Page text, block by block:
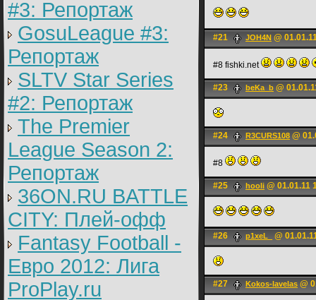
#3: Репортаж
GosuLeague #3:
Репортаж
SLTV Star Series
#2: Репортаж
The Premier
League Season 2:
Репортаж
36ON.RU BATTLE
CITY: Плей-офф
Fantasy Football -
Евро 2012: Лига
ProPlay.ru
#21 JOH4N @
#8 fishki.net
#23 beKa_b @
#24 R3CURS108 @
#8
#25 hooli @ 01.01.11
#26 p1xeL_ @
#27 Kokos-lavelas @